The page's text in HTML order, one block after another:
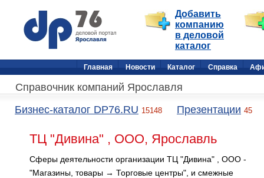
Добавить
компанию
в деловой
каталог
Главная Новости Каталог Справка
Справочник компаний Ярославля
Бизнес-каталог DP76.RU 15148 Презентации 45
ТЦ "Дивина" , ООО, Ярославль
Сферы деятельности организации ТЦ "Дивина" , ООО -
"Магазины, товары → Торговые центры", и смежные